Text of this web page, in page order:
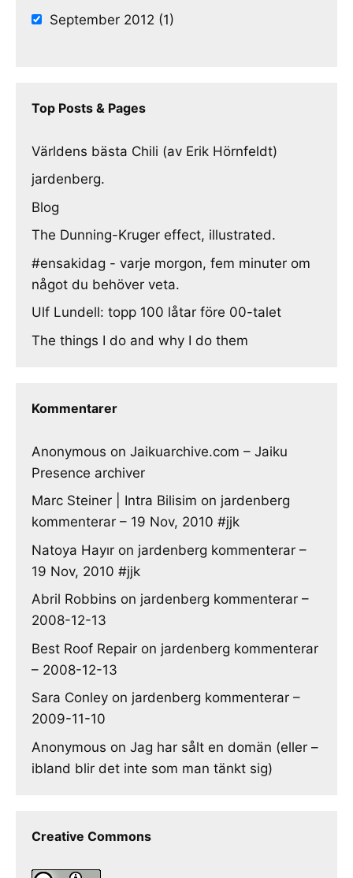
September 2012 (1)
Top Posts & Pages
Världens bästa Chili (av Erik Hörnfeldt)
jardenberg.
Blog
The Dunning-Kruger effect, illustrated.
#ensakidag - varje morgon, fem minuter om
något du behöver veta.
Ulf Lundell: topp 100 låtar före 00-talet
The things I do and why I do them
Kommentarer
Anonymous on Jaikuarchive.com – Jaiku
Presence archiver
Marc Steiner | Intra Bilisim on jardenberg
kommenterar – 19 Nov, 2010 #jjk
Natoya Hayır on jardenberg kommenterar –
19 Nov, 2010 #jjk
Abril Robbins on jardenberg kommenterar –
2008-12-13
Best Roof Repair on jardenberg kommenterar
– 2008-12-13
Sara Conley on jardenberg kommenterar –
2009-11-10
Anonymous on Jag har sålt en domän (eller –
ibland blir det inte som man tänkt sig)
Creative Commons